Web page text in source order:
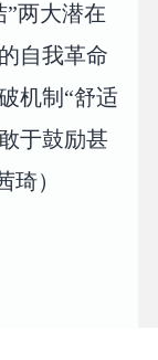
”两大潜在
自我革命
机制“舒适
于鼓励甚
琦）